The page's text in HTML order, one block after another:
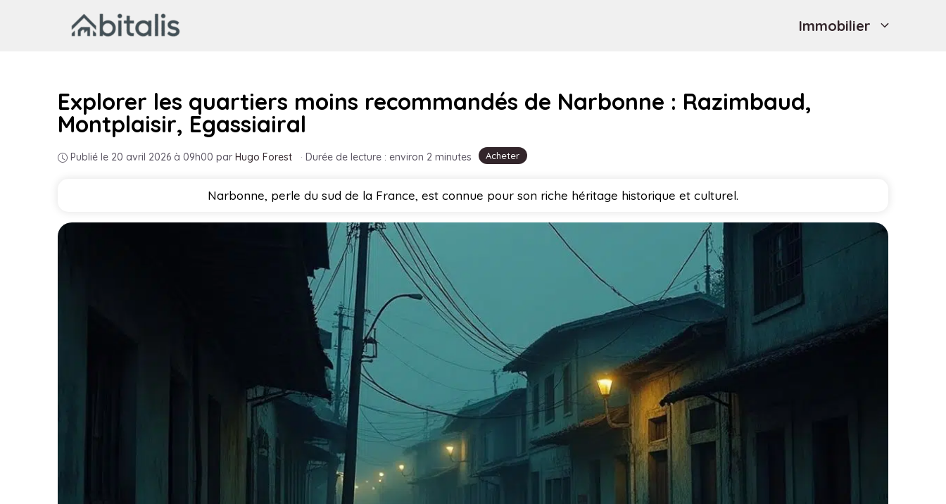
Immobilier
Acheter
Explorer les quartiers moins recommandés de Narbonne : Razimbaud,
Montplaisir, Egassiairal
Publié le 20 avril 2026 à 09h00 par Hugo Forest · Durée de lecture : environ 2 minutes
Narbonne, perle du sud de la France, est connue pour son riche héritage historique et culturel.